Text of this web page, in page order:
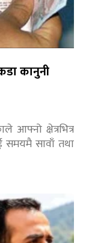
कानुनी
आफ्नो क्षेत्रभित्र
समयमै सावाँ तथा